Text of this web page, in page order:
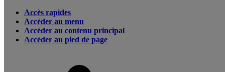
Accès rapides
Accéder au menu
Accéder au contenu principal
Accéder au pied de page